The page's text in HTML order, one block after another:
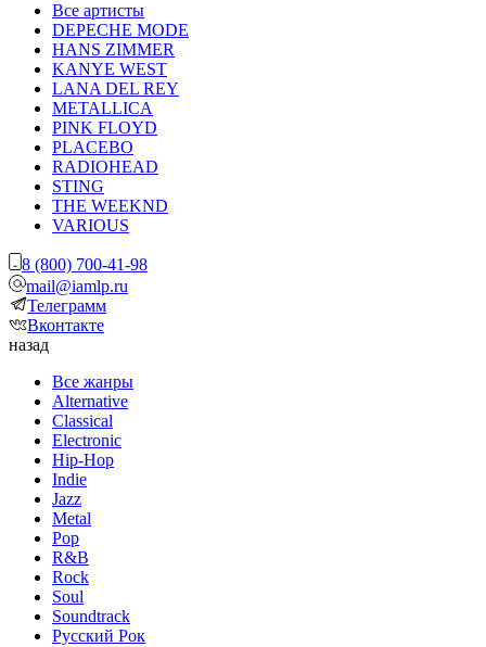
Все артисты
DEPECHE MODE
HANS ZIMMER
KANYE WEST
LANA DEL REY
METALLICA
PINK FLOYD
PLACEBO
RADIOHEAD
STING
THE WEEKND
VARIOUS
8 (800) 700-41-98
mail@iamlp.ru
Телеграмм
Вконтакте
назад
Все жанры
Alternative
Classical
Electronic
Hip-Hop
Indie
Jazz
Metal
Pop
R&B
Rock
Soul
Soundtrack
Русский Рок